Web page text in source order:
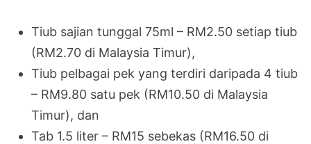
Tiub sajian tunggal 75ml – RM2.50 setiap tiub
(RM2.70 di Malaysia Timur),
Tiub pelbagai pek yang terdiri daripada 4 tiub
– RM9.80 satu pek (RM10.50 di Malaysia
Timur), dan
Tab 1.5 liter – RM15 sebekas (RM16.50 di